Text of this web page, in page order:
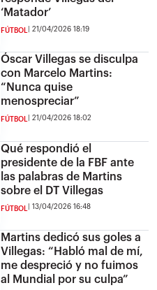
‘Matador’
FÚTBOL 21/04/2026 18:19
Óscar Villegas se disculpa
con Marcelo Martins:
“Nunca quise
menospreciar”
FÚTBOL 21/04/2026 18:02
Qué respondió el
presidente de la FBF ante
las palabras de Martins
sobre el DT Villegas
FÚTBOL 13/04/2026 16:48
Martins dedicó sus goles a
Villegas: “Habló mal de mí,
me despreció y no fuimos
al Mundial por su culpa”